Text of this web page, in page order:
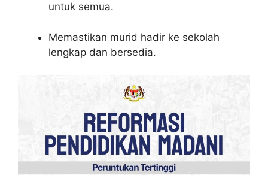
untuk semua.
Memastikan murid hadir ke sekolah
lengkap dan bersedia.